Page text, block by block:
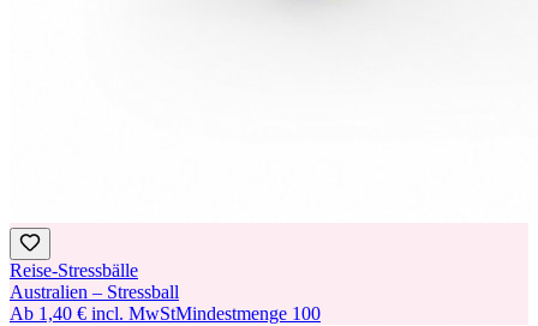
Reise-Stressbälle
Australien – Stressball
Ab 1,40 € incl. MwStMindestmenge 100